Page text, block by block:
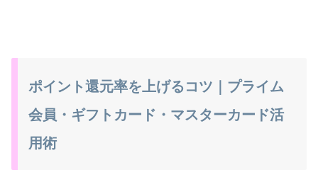
ポイント還元率を上げるコツ｜プライム
会員・ギフトカード・マスターカード活
用術